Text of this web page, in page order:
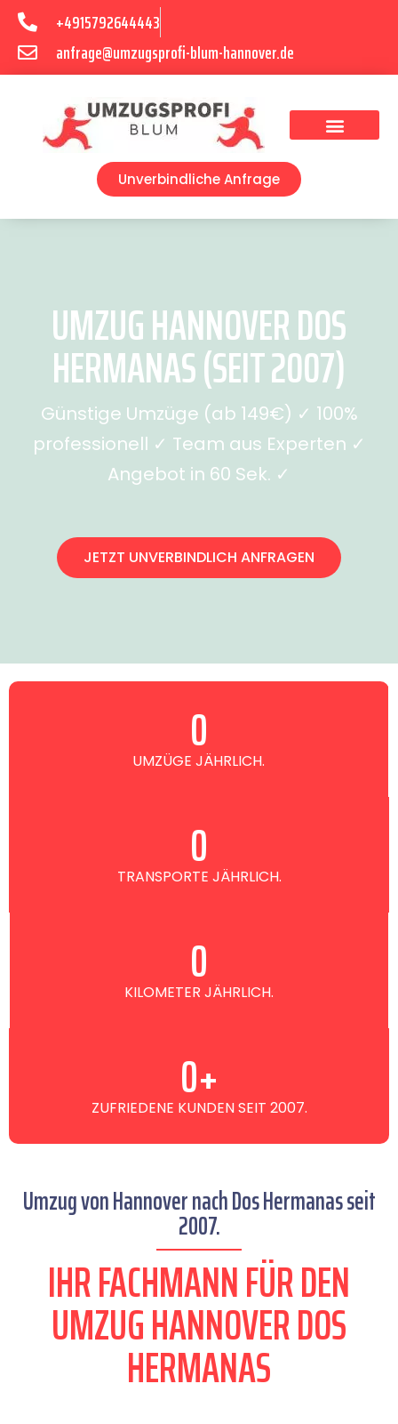
+4915792644443
anfrage@umzugsprofi-blum-hannover.de
Unverbindliche Anfrage
UMZUG HANNOVER DOS
HERMANAS (SEIT 2007)
Günstige Umzüge (ab 149€) ✓ 100%
professionell ✓ Team aus Experten ✓
Angebot in 60 Sek. ✓
JETZT UNVERBINDLICH ANFRAGEN
UMZÜGE JÄHRLICH.
0
TRANSPORTE JÄHRLICH.
0
KILOMETER JÄHRLICH.
0
ZUFRIEDENE KUNDEN SEIT 2007.
0+
Umzug von Hannover nach Dos Hermanas seit
2007.
IHR FACHMANN FÜR DEN
UMZUG HANNOVER DOS
HERMANAS